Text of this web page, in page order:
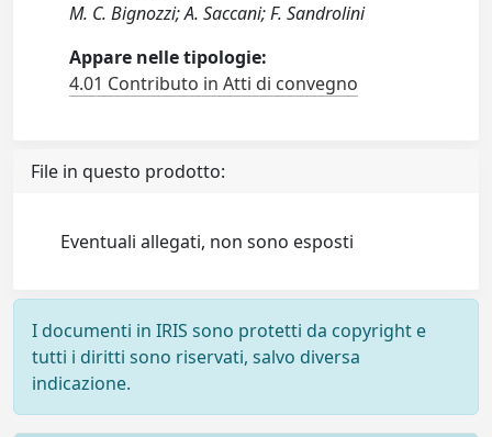
M. C. Bignozzi; A. Saccani; F. Sandrolini
Appare nelle tipologie:
4.01 Contributo in Atti di convegno
File in questo prodotto:
Eventuali allegati, non sono esposti
I documenti in IRIS sono protetti da copyright e
tutti i diritti sono riservati, salvo diversa
indicazione.